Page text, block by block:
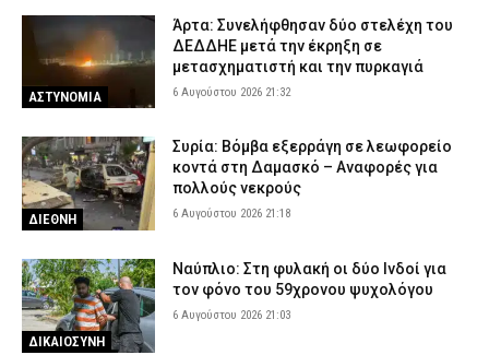
ΑΣΤΥΝΟΜΙΑ
Άρτα: Συνελήφθησαν δύο στελέχη του
ΔΕΔΔΗΕ μετά την έκρηξη σε
μετασχηματιστή και την πυρκαγιά
6 Αυγούστου 2026 21:32
ΔΙΕΘΝΗ
Συρία: Βόμβα εξερράγη σε λεωφορείο
κοντά στη Δαμασκό – Αναφορές για
πολλούς νεκρούς
6 Αυγούστου 2026 21:18
ΔΙΚΑΙΟΣΥΝΗ
Ναύπλιο: Στη φυλακή οι δύο Ινδοί για
τον φόνο του 59χρονου ψυχολόγου
6 Αυγούστου 2026 21:03